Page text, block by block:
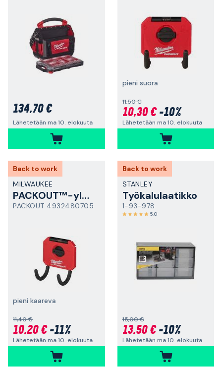
134,70 €
Lähetetään ma 10. elokuuta
pieni suora
11,50 €
10,30 €-10%
Lähetetään ma 10. elokuuta
Back to work
MILWAUKEE
PACKOUT™-yleiskoukku
PACKOUT 4932480705
pieni kaareva
11,40 €
10,20 €-11%
Lähetetään ma 10. elokuuta
Back to work
STANLEY
Työkalulaatikko
1-93-978
5,0
15,00 €
13,50 €-10%
Lähetetään ma 10. elokuuta